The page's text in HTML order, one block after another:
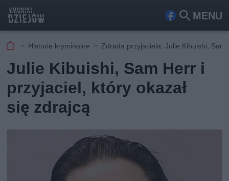
MENU
Fa
ook
Szu
kaj
Historie kryminalne Zdrada przyjaciela: Julie Kibuishi, Sam
Julie Kibuishi, Sam Herr i
przyjaciel, który okazał
się zdrajcą